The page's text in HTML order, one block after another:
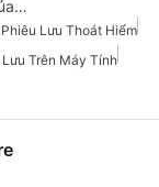
Lưu Thoát Hiểm
Trên Máy Tính